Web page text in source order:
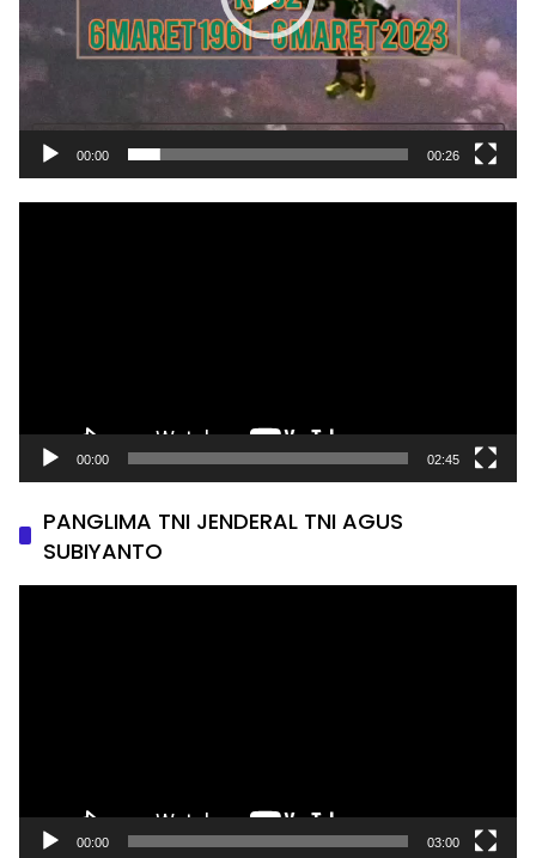
00:00 00:26
00:00 02:45
PANGLIMA TNI JENDERAL TNI AGUS
SUBIYANTO
00:00 03:00